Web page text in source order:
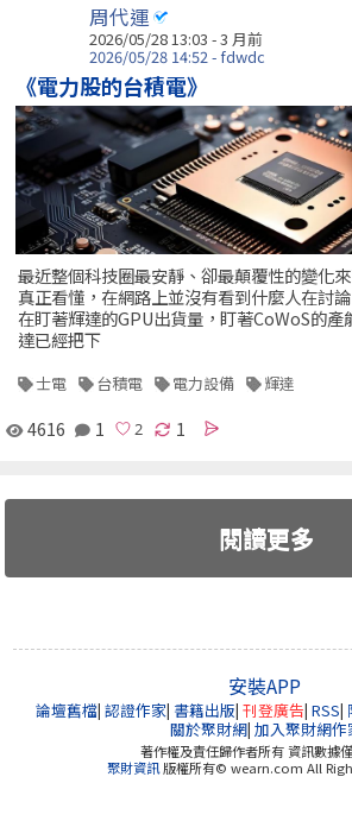
周代運
2026/05/28 13:03 - 3 月前
2026/05/28 14:52 - fdwdc
《電力股的台積電》
最近整個科技圈最安靜、卻最顛覆性的變化
真正看懂，在網路上並沒有看到什麼人在討
在盯著輝達的GPU出貨量，盯著CoWoS的產
達已經把下
士電 台積電 電力設備 輝達
4616 1 1
閱讀更多
安裝APP
論壇舊檔| 認證作家| 書籍出版| 刊登廣告| RSS|
關於聚財網| 加入聚財網作
著作權及責任歸作者所有 資訊數據
聚財資訊版權所有© wearn.com All